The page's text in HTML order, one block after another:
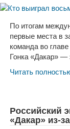
По итогам
первые места в
команда во
Гонка «Дакар»
Читать
Российский
«Дакар» из-